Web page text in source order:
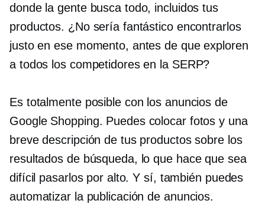
donde la gente busca todo, incluidos tus
productos. ¿No sería fantástico encontrarlos
justo en ese momento, antes de que exploren
a todos los competidores en la SERP?
Es totalmente posible con los anuncios de
Google Shopping. Puedes colocar fotos y una
breve descripción de tus productos sobre los
resultados de búsqueda, lo que hace que sea
difícil pasarlos por alto. Y sí, también puedes
automatizar la publicación de anuncios.